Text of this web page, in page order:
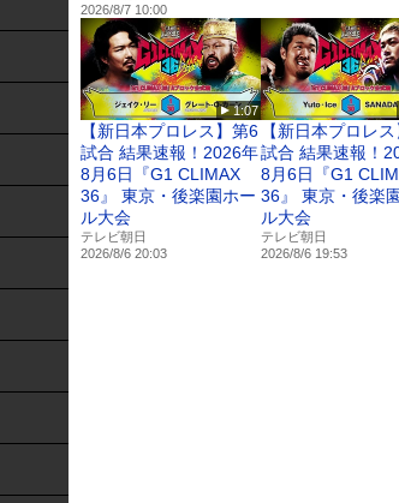
2026/8/7 10:00
1:07
【新日本プロレス】第6
試合 結果速報！2026年
8月6日『G1 CLIMAX
36』 東京・後楽園ホー
ル大会
テレビ朝日
2026/8/6 20:03
【新日本プロレ
試合 結果速報！
8月6日『G1
36』 東京・後楽
ル大会
テレビ朝日
2026/8/6 19:53